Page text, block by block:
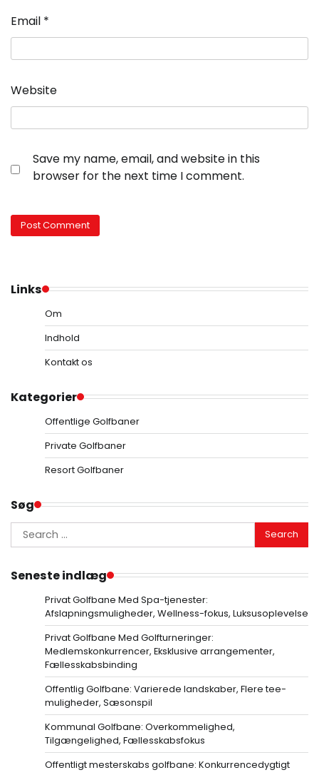
Email *
Website
Save my name, email, and website in this
browser for the next time I comment.
Links
Om
Indhold
Kontakt os
Kategorier
Offentlige Golfbaner
Private Golfbaner
Resort Golfbaner
Søg
Search
for:
Seneste indlæg
Privat Golfbane Med Spa-tjenester:
Afslapningsmuligheder, Wellness-fokus, Luksusoplevelse
Privat Golfbane Med Golfturneringer:
Medlemskonkurrencer, Eksklusive arrangementer,
Fællesskabsbinding
Offentlig Golfbane: Varierede landskaber, Flere tee-
muligheder, Sæsonspil
Kommunal Golfbane: Overkommelighed,
Tilgængelighed, Fællesskabsfokus
Offentligt mesterskabs golfbane: Konkurrencedygtigt